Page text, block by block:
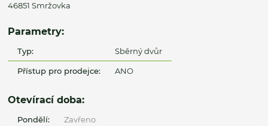
46851 Smržovka
Parametry:
Typ: Sběrný dvůr
Přístup pro prodejce: ANO
Otevírací doba:
Pondělí: Zavřeno